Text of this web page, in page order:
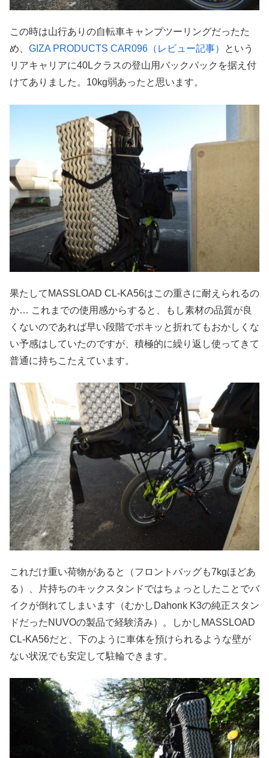
この時は山行ありの自転車キャンプツーリングだったた
め、 GIZA PRODUCTS CAR096（レビュー記事）
という
リアキャリアに40Lクラスの登山用バックパックを据え付
けてありました。10kg弱あったと思います。
果たしてMASSLOAD CL-KA56はこの重さに耐えられるの
か… これまでの使用感からすると、もし素材の品質が良
くないのであれば早い段階でポキッと折れてもおかしくな
い予感はしていたのですが、積極的に繰り返し使ってきて
普通に持ちこたえています。
これだけ重い荷物があると（フロントバッグも7kgほどあ
る）、片持ちのキックスタンドではちょっとしたことでバ
イクが倒れてしまいます（むかしDahonk K3の純正スタン
ドだったNUVOの製品で経験済み）。しかしMASSLOAD
CL-KA56だと、下のように車体を預けられるような壁が
ない状況でも安定して駐輪できます。